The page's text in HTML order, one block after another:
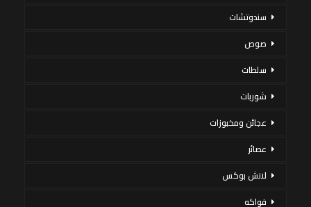
سندوتشات
صوص
سلطات
شوربات
عجائن ومخبوزات
عصائر
لانش بوكس
فواكه